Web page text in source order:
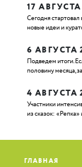
17 АВГУСТА
Сегодня
новые идеи и
6 АВГУСТА
Подведем итоги.
половину месяца,
4 АВГУСТА
Участники
из сказок: «Репка»
ГЛАВНАЯ